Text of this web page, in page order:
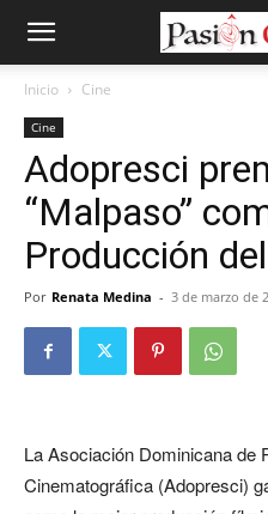
Inicio Cine
Cine
Adopresci
“Malpaso”
Producción
Por Renata Medina - 3 de marzo de
La Asociación Dominicana de
Cinematográfica (Adopresci)